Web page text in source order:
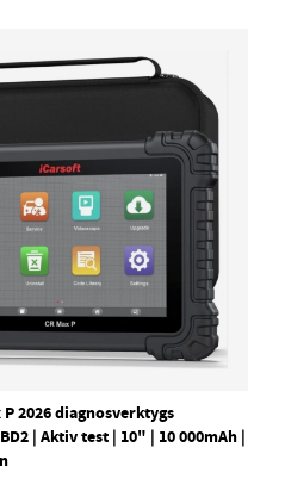
2026 diagnosverktygs
| Aktiv test | 10" | 10 000mAh |